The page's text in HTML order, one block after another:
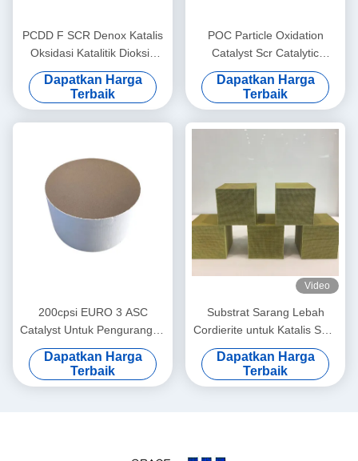
PCDD F SCR Denox Katalis
Oksidasi Katalitik Dioksin
Efek Ganda TiO2 Berbasis
V2O5 WO3
Dapatkan Harga
Terbaik
POC Particle Oxidation
Catalyst Scr Catalytic
Converter 100cpi Emisi
Mobil
Dapatkan Harga
Terbaik
200cpsi EURO 3 ASC
Catalyst Untuk Pengurangan
Nox Oleh Amonia Scr
Dapatkan Harga
Terbaik
Video
Substrat Sarang Lebah
Cordierite untuk Katalis SCR
Denox – Produsen
Terkemuka
Dapatkan Harga
Terbaik